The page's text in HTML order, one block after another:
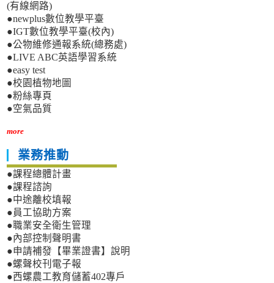
(有線網路)
●newplus數位教學平臺
●IGT數位教學平臺(校內)
●公物維修通報系統(總務處)
●LIVE ABC英語學習系統
●easy test
●校園植物地圖
●粉絲專頁
●空氣品質
more
業務推動
●課程總體計畫
●課程諮詢
●中途離校填報
●員工協助方案
●職業安全衛生管理
●內部控制聲明書
●申請補發【畢業證書】說明
●螺聲校刊電子報
●西螺農工教育儲蓄402專戶